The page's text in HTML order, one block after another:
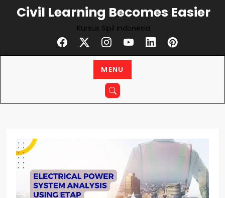
Civil Learning Becomes Easier
Kursus Sipil Indonesia
MENU